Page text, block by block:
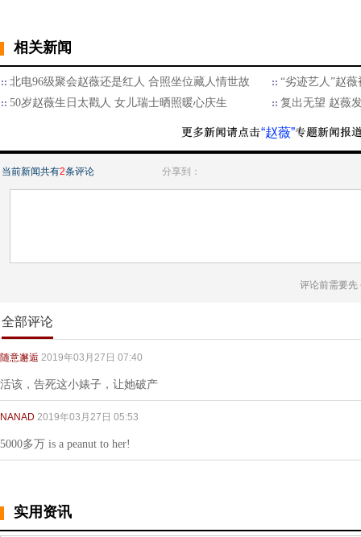
相关新闻
北电96级聚会赵薇还是红人 合照坐位藏人情世故
“劣迹艺人”赵
50岁赵薇生日太戳人 女儿瑞士晒照暖心庆生
复出无望 赵薇
“赵薇”
当前新闻共有2条评论 分享到：
评论前需要先
全部评论
随意邂逅 2019年03月27日 07:40
活该，告死这小婊子，让她破产
NANAD 2019年03月27日 05:53
5000多万 is a peanut to her!
实用资讯